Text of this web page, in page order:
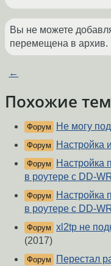
Вы не можете
перемещена в архив.
←
Похожие
Форум Не могу
Форум Настройка
Форум
Настройка
в роутере с DD-
Форум
Настройка
в роутере с DD-
Форум xl2tp не
(2017)
Форум Перестал